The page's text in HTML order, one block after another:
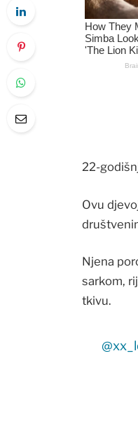
22-
Ovu
Njena
sarkom,
tkivu.